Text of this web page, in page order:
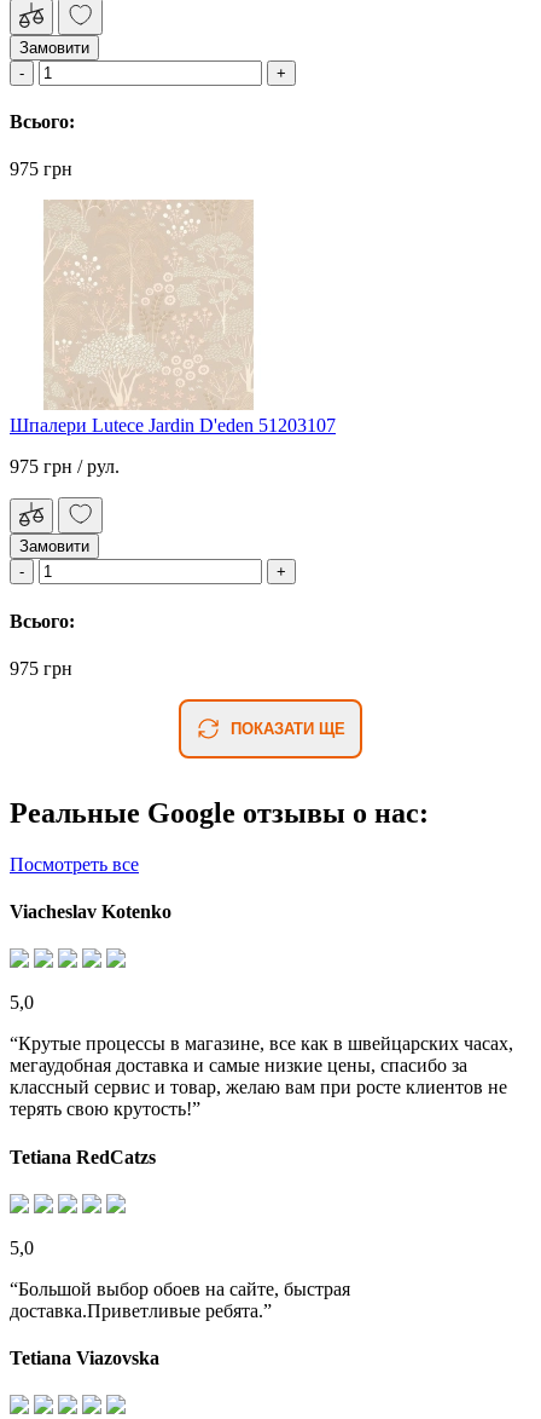
Замовити
Всього:
975 грн
Шпалери Lutece Jardin D'eden 51203107
975 грн / рул.
Замовити
Всього:
975 грн
ПОКАЗАТИ ЩЕ
Реальные Google отзывы о нас:
Посмотреть все
Viacheslav Kotenko
5,0
“Крутые процессы в магазине, все как в швейцарских часах,
мегаудобная доставка и самые низкие цены, спасибо за
классный сервис и товар, желаю вам при росте клиентов не
терять свою крутость!”
Tetiana RedCatzs
5,0
“Большой выбор обоев на сайте, быстрая
доставка.Приветливые ребята.”
Tetiana Viazovska